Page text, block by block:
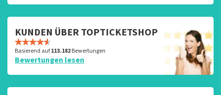
KUNDEN ÜBER TOPTICKETSHOP
Basierend auf113.182Bewertungen
Bewertungen lesen